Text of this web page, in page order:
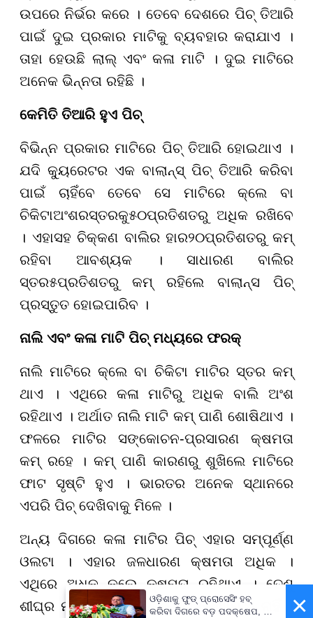
ଉପରେ ନିର୍ଭର କରେ । ତେବେ ଦେଶରେ ପିଚ୍ ତିଆରି
ପାଇଁ ଦୁଇ ପ୍ରକାର ମାଟିକୁ ବ୍ୟବହାର କରାଯାଏ ।
ତାହା ହେଉଛି ଲାଲ୍ ଏବଂ କଳା ମାଟି । ଦୁଇ ମାଟିରେ
ଅନେକ ଭିନ୍ନତା ରହିଛି ।
କେମିତି ତିଆରି ହୁଏ ପିଚ୍
ବିଭିନ୍ନ ପ୍ରକାର ମାଟିରେ ପିଚ୍ ତିଆରି ହୋଇଥାଏ ।
ଯଦି କ୍ୟୁରେଟର ଏକ ବାଲାନ୍ସ୍ ପିଚ୍ ତିଆରି କରିବା
ପାଇଁ ଚାହିଁବେ ତେବେ ସେ ମାଟିରେ କ୍ଲେ ବା
ଚିକିଟାଅଂଶରସ୍ତରକୁ୫୦ପ୍ରତିଶତରୁ ଅଧିକ ରଖିବେ
। ଏହାସହ ଚିକ୍କଣ ବାଲିର ହାର୨୦ପ୍ରତିଶତରୁ କମ୍
ରହିବା ଆବଶ୍ୟକ । ସାଧାରଣ ବାଲିର
ସ୍ତର୫ପ୍ରତିଶତରୁ କମ୍ ରହିଲେ ବାଲାନ୍ସ ପିଚ୍
ପ୍ରସ୍ତୁତ ହୋଇପାରିବ ।
ନାଲି ଏବଂ କଳା ମାଟି ପିଚ୍ ମଧ୍ୟରେ ଫରକ୍
ନାଲି ମାଟିରେ କ୍ଲେ ବା ଚିକିଟା ମାଟିର ସ୍ତର କମ୍
ଥାଏ । ଏଥିରେ କଳା ମାଟିରୁ ଅଧିକ ବାଲି ଅଂଶ
ରହିଥାଏ । ଅର୍ଥାତ ନାଲି ମାଟି କମ୍ ପାଣି ଶୋଷିଥାଏ ।
ଫଳରେ ମାଟିର ସଙ୍କୋଚନ-ପ୍ରସାରଣ କ୍ଷମତା
କମ୍ ରହେ । କମ୍ ପାଣି କାରଣରୁ ଶୁଖିଲେ ମାଟିରେ
ଫାଟ ସୃଷ୍ଟି ହୁଏ । ଭାରତର ଅନେକ ସ୍ଥାନରେ
ଏପରି ପିଚ୍ ଦେଖିବାକୁ ମିଳେ ।
ଅନ୍ୟ ଦିଗରେ କଳା ମାଟିର ପିଚ୍ ଏହାର ସମ୍ପୂର୍ଣ୍ଣ
ଓଲଟା । ଏହାର ଜଳଧାରଣ କ୍ଷମତା ଅଧିକ ।
ଏଥିରେ ଅଧିକ କ୍ଲେ କ୍ଷମତା ରହିଥାଏ । ତେଣୁ
ଶୀଘ୍ର ମାଟି ଶୁଖିବା ପରେ ଫାଟ ଦେଖାଯାଏ ନାହିଁ । ×
ଓଡ଼ିଶାକୁ ଫୁଡ୍ ପ୍ରୋସେସିଂ ହବ୍
କରିବା ଦିଗରେ ବଡ଼ ପଦକ୍ଷେପ, ୪୨